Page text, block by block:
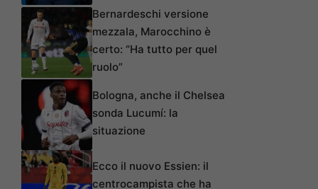
Bernardeschi versione
mezzala, Marocchino è
certo: “Ha tutto per quel
ruolo”
Bologna, anche il Chelsea
sonda Lucumí: la
situazione
Ecco il nuovo Essien: il
centrocampista che ha